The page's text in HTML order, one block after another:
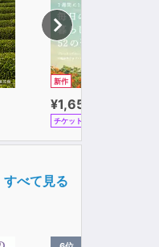
新作
¥1,650
チケット
すべて見る